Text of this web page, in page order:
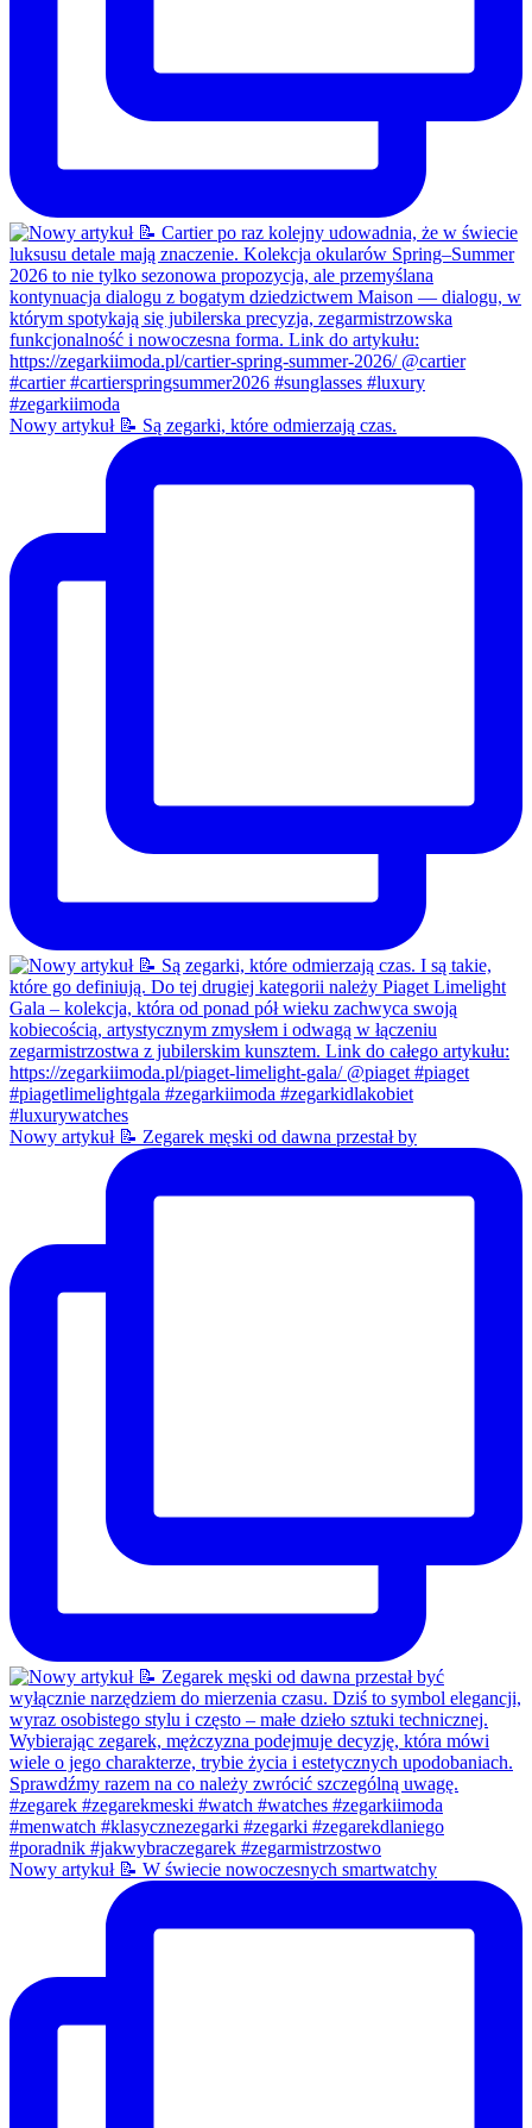
Nowy artykuł 📝 Są zegarki, które odmierzają czas.
Nowy artykuł 📝 Zegarek męski od dawna przestał by
Nowy artykuł 📝 W świecie nowoczesnych smartwatchy